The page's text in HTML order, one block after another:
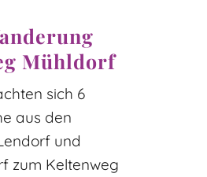
Mühldorf
sich 6
aus den
und
zum Keltenweg